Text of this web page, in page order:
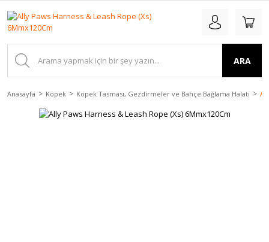
ARA
Anasayfa Köpek Köpek Tasması, Gezdirmeler ve Bahçe Bağlama Halatı